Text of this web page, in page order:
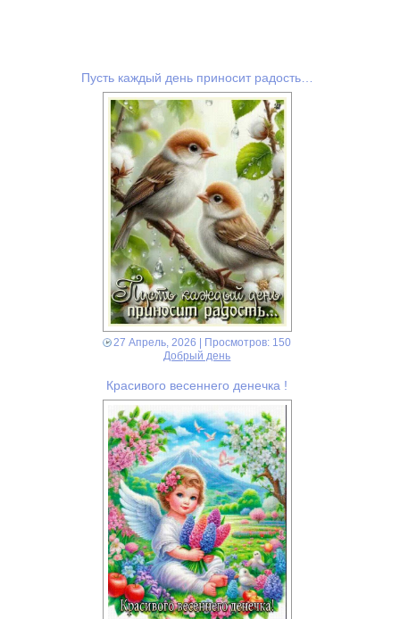
Пусть каждый день приносит радость…
27 Апрель, 2026 | Просмотров: 150
Добрый день
Красивого весеннего денечка !